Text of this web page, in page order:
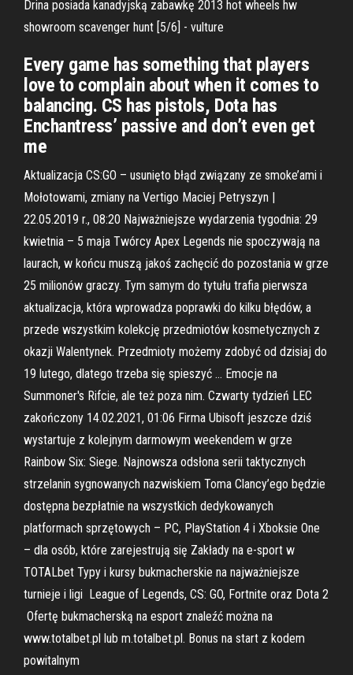
Drina posiada kanadyjską zabawkę 2013 hot wheels hw
showroom scavenger hunt [5/6] - vulture
Every game has something that players
love to complain about when it comes to
balancing. CS has pistols, Dota has
Enchantress’ passive and don’t even get
me
Aktualizacja CS:GO – usunięto błąd związany ze smoke’ami i
Mołotowami, zmiany na Vertigo Maciej Petryszyn |
22.05.2019 r., 08:20 Najważniejsze wydarzenia tygodnia: 29
kwietnia – 5 maja Twórcy Apex Legends nie spoczywają na
laurach, w końcu muszą jakoś zachęcić do pozostania w grze
25 milionów graczy. Tym samym do tytułu trafia pierwsza
aktualizacja, która wprowadza poprawki do kilku błędów, a
przede wszystkim kolekcję przedmiotów kosmetycznych z
okazji Walentynek. Przedmioty możemy zdobyć od dzisiaj do
19 lutego, dlatego trzeba się spieszyć … Emocje na
Summoner's Rifcie, ale też poza nim. Czwarty tydzień LEC
zakończony 14.02.2021, 01:06 Firma Ubisoft jeszcze dziś
wystartuje z kolejnym darmowym weekendem w grze
Rainbow Six: Siege. Najnowsza odsłona serii taktycznych
strzelanin sygnowanych nazwiskiem Toma Clancy’ego będzie
dostępna bezpłatnie na wszystkich dedykowanych
platformach sprzętowych – PC, PlayStation 4 i Xboksie One
– dla osób, które zarejestrują się Zakłady na e-sport w
TOTALbet Typy i kursy bukmacherskie na najważniejsze
turnieje i ligi ️ League of Legends, CS: GO, Fortnite oraz Dota 2
️ Ofertę bukmacherską na esport znaleźć można na
www.totalbet.pl lub m.totalbet.pl. Bonus na start z kodem
powitalnym